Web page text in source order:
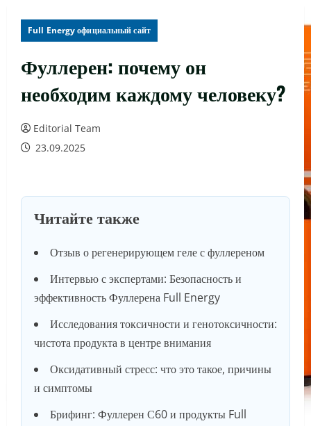
Full Energy официальный сайт
Фуллерен: почему он
необходим каждому человеку?
Editorial Team
23.09.2025
Читайте также
Отзыв о регенерирующем геле с фуллереном
Интервью с экспертами: Безопасность и
эффективность Фуллерена Full Energy
Исследования токсичности и генотоксичности:
чистота продукта в центре внимания
Оксидативный стресс: что это такое, причины
и симптомы
Брифинг: Фуллерен С60 и продукты Full